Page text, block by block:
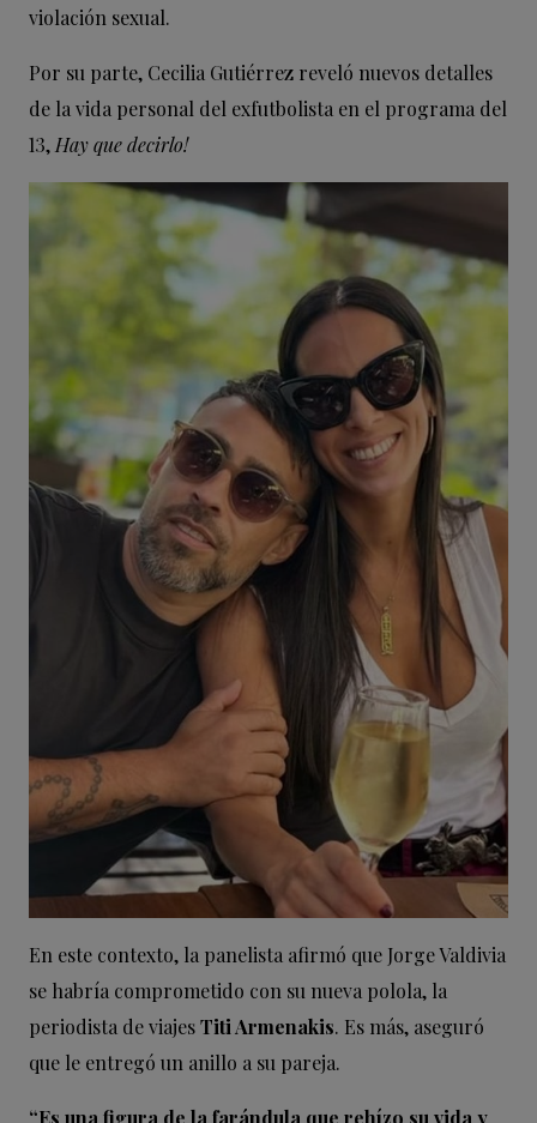
violación sexual.
Por su parte, Cecilia Gutiérrez reveló nuevos detalles
de la vida personal del exfutbolista en el programa del
13,Hay que decirlo!
En este contexto, la panelista afirmó que Jorge Valdivia
se habría comprometido con su nueva polola, la
periodista de viajesTiti Armenakis. Es más, aseguró
que le entregó un anillo a su pareja.